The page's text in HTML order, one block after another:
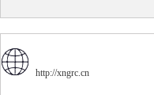
http://xngrc.cn